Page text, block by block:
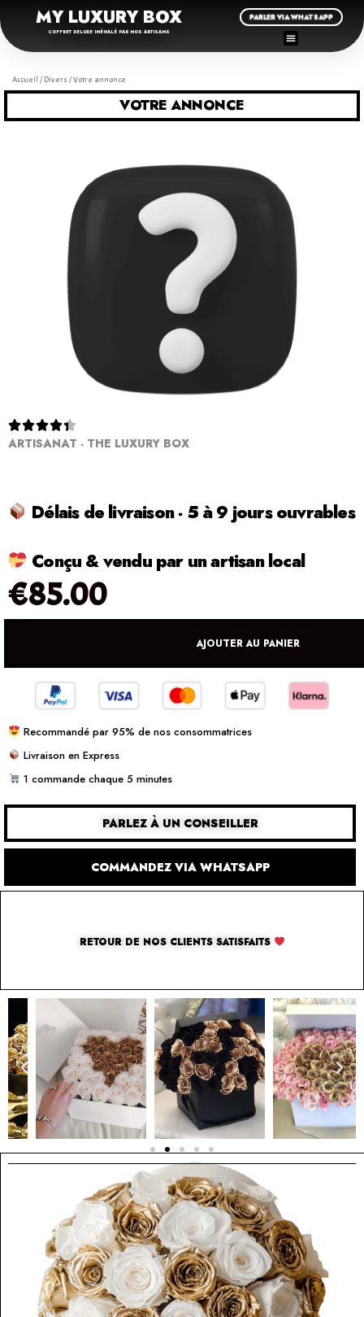
MY LUXURY BOX
COFFRET DELUXE INÉGALÉ PAR NOS ARTISANS
PARLER VIA WHATSAPP
Accueil / Divers / Votre annonce
VOTRE ANNONCE

ARTISANAT - THE LUXURY BOX
Délais de livraison - 5 à 9 jours ouvrables
Conçu & vendu par un artisan local
€85.00
AJOUTER AU PANIER
Recommandé par 95% de nos consommatrices
Livraison en Express
1 commande chaque 5 minutes
PARLEZ À UN CONSEILLER
COMMANDEZ VIA WHATSAPP
RETOUR DE NOS CLIENTS SATISFAITS